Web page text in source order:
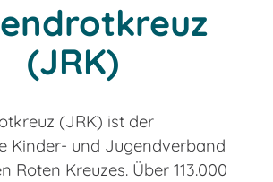
(JRK)
(JRK) ist der
Kinder- und Jugendverband
Roten Kreuzes. Über 113.000